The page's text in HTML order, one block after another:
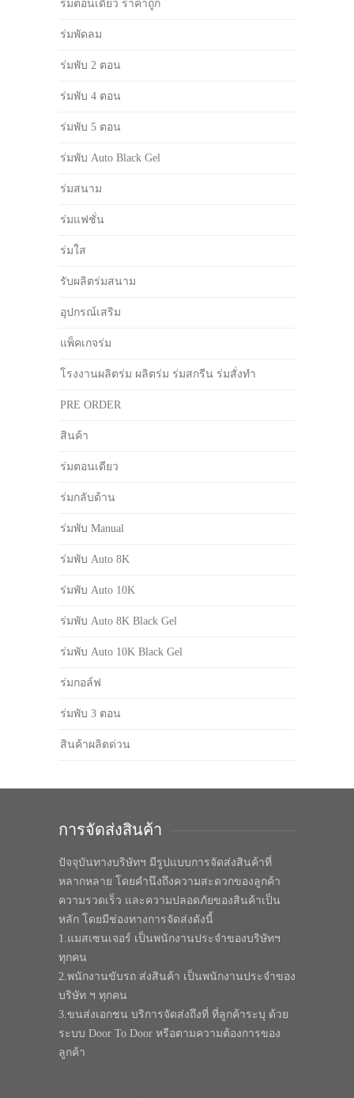
ร่มตอนเดียว ราคาถูก
ร่มพัดลม
ร่มพับ 2 ตอน
ร่มพับ 4 ตอน
ร่มพับ 5 ตอน
ร่มพับ Auto Black Gel
ร่มสนาม
ร่มแฟชั่น
ร่มใส
รับผลิตร่มสนาม
อุปกรณ์เสริม
แพ็คเกจร่ม
โรงงานผลิตร่ม ผลิตร่ม ร่มสกรีน ร่มสั่งทำ
PRE ORDER
สินค้า
ร่มตอนเดียว
ร่มกลับด้าน
ร่มพับ Manual
ร่มพับ Auto 8K
ร่มพับ Auto 10K
ร่มพับ Auto 8K Black Gel
ร่มพับ Auto 10K Black Gel
ร่มกอล์ฟ
ร่มพับ 3 ตอน
สินค้าผลิตด่วน
การจัดส่งสินค้า
ปัจจุบันทางบริษัทฯ มีรูปแบบการจัดส่งสินค้าที่
หลากหลาย โดยคำนึงถึงความสะดวกของลูกค้า
ความรวดเร็ว และความปลอดภัยของสินค้าเป็น
หลัก โดยมีช่องทางการจัดส่งดังนี้
1.แมสเซนเจอร์ เป็นพนักงานประจำของบริษัทฯ
ทุกคน
2.พนักงานขับรถ ส่งสินค้า เป็นพนักงานประจำของ
บริษัท ฯ ทุกคน
3.ขนส่งเอกชน บริการจัดส่งถึงที่ ที่ลูกค้าระบุ ด้วย
ระบบ Door To Door หรือตามความต้องการของ
ลูกค้า